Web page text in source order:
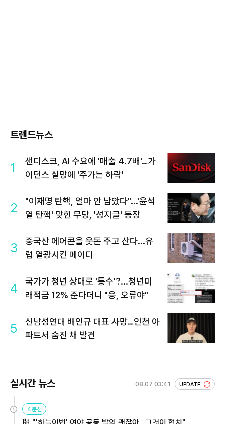
트렌드뉴스
1
샌디스크, AI 수요에 '매출 4.7배'…가
이던스 실망에 '주가는 하락'
2
"이재명 탄핵, 얼마 안 남았다"...'윤석
열 탄핵' 맞힌 무당, '성지글' 등장
3
중국산 에어콘을 웃돈 주고 산다...유
럽 열광시킨 메이디
4
국가가 청년 상대로 '통수'?...청년미
래적금 12% 준다더니 "응, 오류야"
5
신남성연대 배인규 대표 사망…인천 아
파트서 숨진 채 발견
실시간 뉴스 08.07 03:41 UPDATE
4분전